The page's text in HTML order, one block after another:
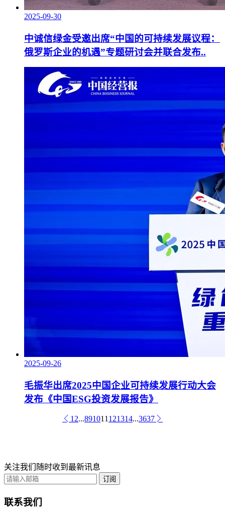
2025-09-30
中诚信绿金受邀出席“中国的可持续发展议程：
俄罗斯企业的机遇”专题研讨会并联合发布..
2025-09-26
毛振华出席2025中国企业可持续发展行动大会
发布《中国ESG投资发展报告》
1 2...891011 121314...3637
关注我们随时收到最新讯息
订阅
联系我们